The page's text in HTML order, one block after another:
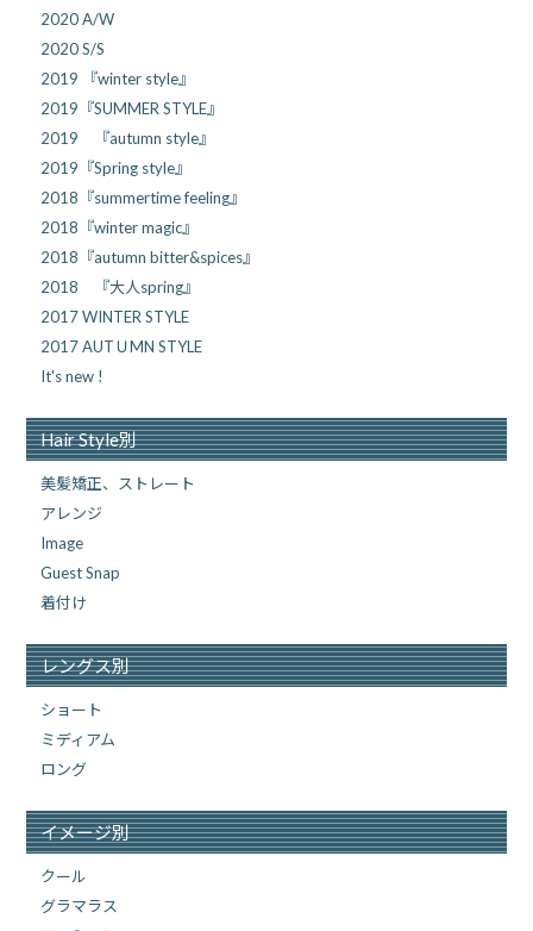
2020 A/W
2020 S/S
2019 『winter style』
2019『SUMMER STYLE』
2019 『autumn style』
2019『Spring style』
2018『summertime feeling』
2018『winter magic』
2018『autumn bitter&spices』
2018 『大人spring』
2017 WINTER STYLE
2017 AUTＵMN STYLE
It's new !
Hair Style別
美髪矯正、ストレート
アレンジ
Image
Guest Snap
着付け
レングス別
ショート
ミディアム
ロング
イメージ別
クール
グラマラス